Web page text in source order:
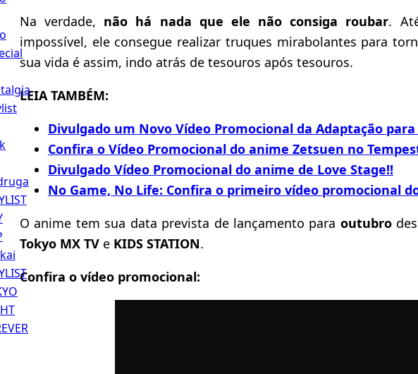
Na verdade, não há nada que ele não consiga roubar.
impossível, ele consegue realizar truques mirabolantes para
sua vida é assim, indo atrás de tesouros após tesouros.
LEIA TAMBÉM:
Divulgado um Novo Vídeo Promocional da Adaptação
Confira o Vídeo Promocional do anime Zetsuen no
Divulgado Vídeo Promocional do anime de Love Stage!!
No Game, No Life: Confira o primeiro vídeo promocional
O anime tem sua data prevista de lançamento para outubro
Tokyo MX TV e KIDS STATION.
Confira o vídeo promocional: